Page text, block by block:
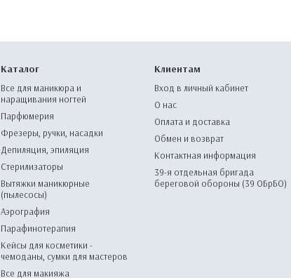
Каталог
Все для маникюра и
наращивания ногтей
Парфюмерия
Фрезеры, ручки, насадки
Депиляция, эпиляция
Стерилизаторы
Вытяжки маникюрные
(пылесосы)
Аэрография
Парафинотерапия
Кейсы для косметики -
чемоданы, сумки для мастеров
Все для макияжа
Клиентам
Вход в личный кабинет
О нас
Оплата и доставка
Обмен и возврат
Контактная информация
39-я отдельная бригада
береговой обороны (39 ОБрБО)